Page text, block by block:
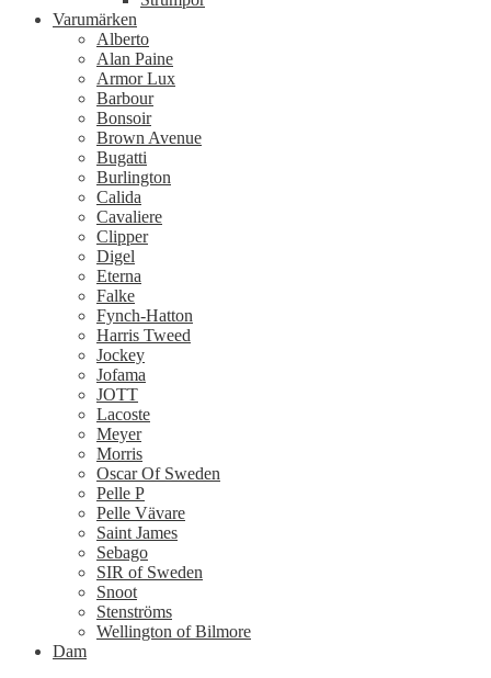
Varumärken
Alberto
Alan Paine
Armor Lux
Barbour
Bonsoir
Brown Avenue
Bugatti
Burlington
Calida
Cavaliere
Clipper
Digel
Eterna
Falke
Fynch-Hatton
Harris Tweed
Jockey
Jofama
JOTT
Lacoste
Meyer
Morris
Oscar Of Sweden
Pelle P
Pelle Vävare
Saint James
Sebago
SIR of Sweden
Snoot
Stenströms
Wellington of Bilmore
Dam